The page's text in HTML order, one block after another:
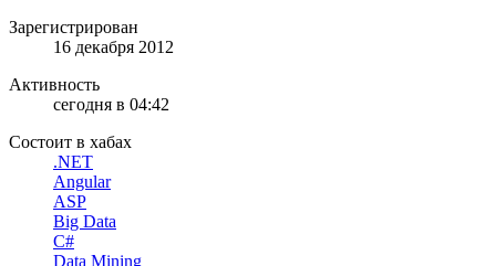
Зарегистрирован
16 декабря 2012
Активность
сегодня в 04:42
Состоит в хабах
.NET
Angular
ASP
Big Data
C#
Data Mining